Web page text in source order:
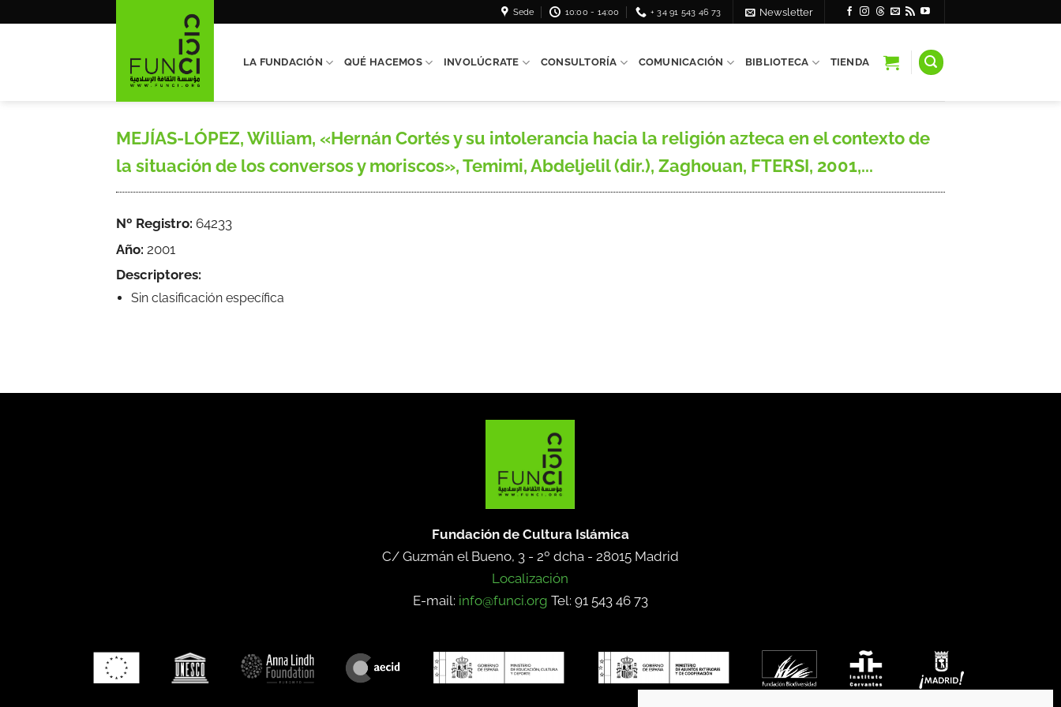
Sede 10:00 - 14:00 + 34 91 543 46 73 Newsletter
LA FUNDACIÓN QUÉ HACEMOS INVOLÚCRATE CONSULTORÍA COMUNICACIÓN BIBLIOTECA TIENDA
MEJÍAS-LÓPEZ, William, «Hernán Cortés y su intolerancia hacia la religión azteca en el contexto de
la situación de los conversos y moriscos», Temimi, Abdeljelil (dir.), Zaghouan, FTERSI, 2001,...
Nº Registro: 64233
Año: 2001
Descriptores:
Sin clasificación específica
Fundación de Cultura Islámica
C/ Guzmán el Bueno, 3 - 2º dcha - 28015 Madrid
Localización
E-mail: info@funci.org Tel: 91 543 46 73